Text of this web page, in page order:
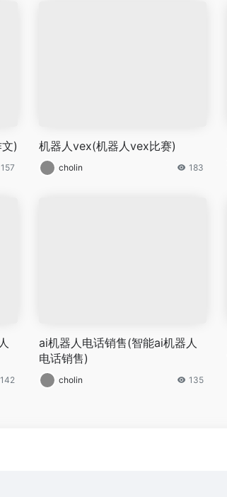
)
157
机器人vex(机器人vex比赛)
cholin 183
142
ai机器人电话销售(智能ai机器人
电话销售)
cholin 135